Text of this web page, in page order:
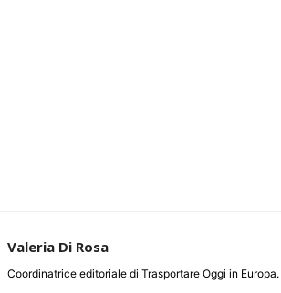
Valeria Di Rosa
Coordinatrice editoriale di Trasportare Oggi in Europa.